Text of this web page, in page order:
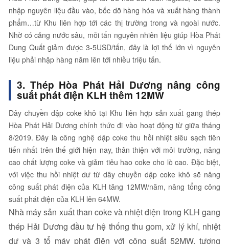
nhập nguyên liệu đầu vào, bốc dỡ hàng hóa và xuất hàng thành
phẩm…từ Khu liên hợp tới các thị trường trong và ngoài nước.
Nhờ có cảng nước sâu, mỗi tấn nguyên nhiên liệu giúp Hòa Phát
Dung Quất giảm được 3-5USD/tấn, đây là lợi thế lớn vì nguyên
liệu phải nhập hàng năm lên tới nhiều triệu tấn.
3. Thép Hòa Phát Hải Dương nâng công
suất phát điện KLH thêm 12MW
Dây chuyền dập coke khô tại Khu liên hợp sản xuất gang thép
Hòa Phát Hải Dương chính thức đi vào hoạt động từ giữa tháng
8/2019. Đây là công nghệ dập coke thu hồi nhiệt siêu sạch tiên
tiến nhất trên thế giới hiện nay, thân thiện với môi trường, nâng
cao chất lượng coke và giảm tiêu hao coke cho lò cao. Đặc biệt,
với việc thu hồi nhiệt dư từ dây chuyền dập coke khô sẽ nâng
công suất phát điện của KLH tăng 12MW/năm, nâng tổng công
suất phát điện của KLH lên 64MW.
Nhà máy sản xuất than coke và nhiệt điện trong KLH gang
thép Hải Dương đầu tư hệ thống thu gom, xử lý khí, nhiệt
dư và 3 tổ máy phát điện với công suất 52MW, tương